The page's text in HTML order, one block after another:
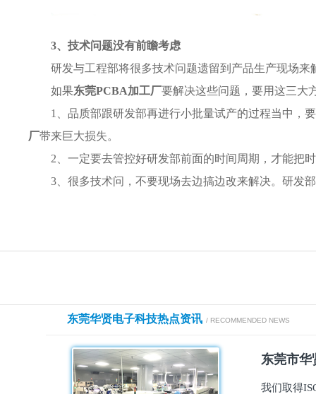
3、技术问题没有前瞻考虑
研发与工程部将很多技术问题遗留到产品生产现场
如果东莞PCBA加工厂要解决这些问题，要用这三大
1、品质部跟研发部再进行小批量试产的过程当中，
厂带来巨大损失。
2、一定要去管控好研发部前面的时间周期，才能把
3、很多技术问，不要现场去边搞边改来解决。研发
东莞华贤电子科技热点资讯 / RECOMMENDED NEWS
东莞市华
我们取得